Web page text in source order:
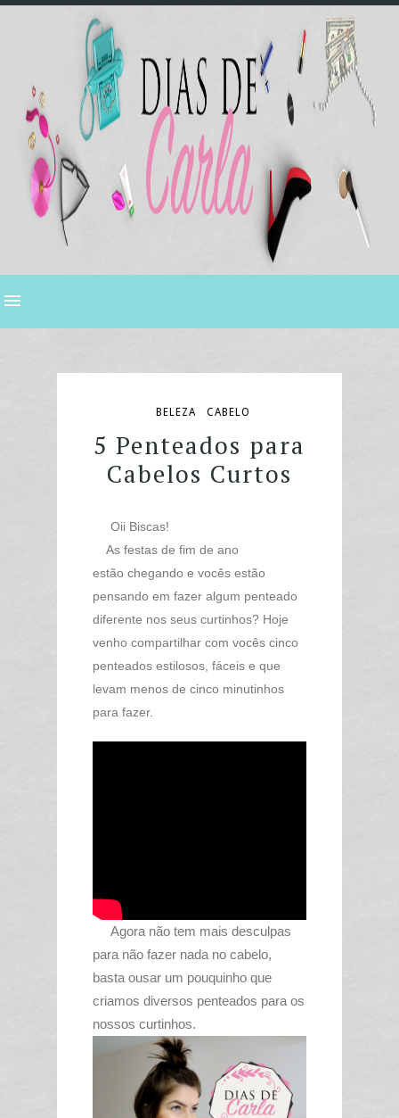
BELEZA CABELO
5 Penteados para
Cabelos Curtos
Oii Biscas!
As festas de fim de ano
estão chegando e vocês estão
pensando em fazer algum penteado
diferente nos seus curtinhos? Hoje
venho compartilhar com vocês cinco
penteados estilosos, fáceis e que
levam menos de cinco minutinhos
para fazer.
Agora não tem mais desculpas
para não fazer nada no cabelo,
basta ousar um pouquinho que
criamos diversos penteados para os
nossos curtinhos.